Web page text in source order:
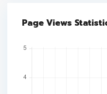
Page Views